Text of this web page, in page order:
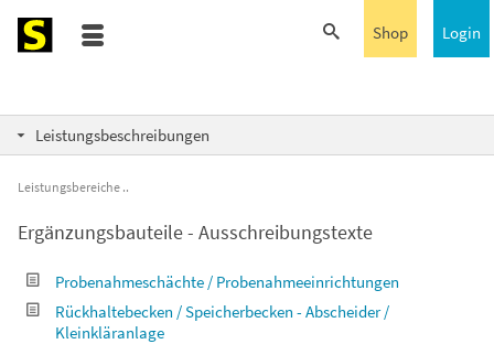
Login
Shop
Leistungsbeschreibungen
Leistungsbereiche
Ergänzungsbauteile - Ausschreibungstexte
Probenahmeschächte / Probenahmeeinrichtungen
Rückhaltebecken / Speicherbecken - Abscheider /
Kleinkläranlage